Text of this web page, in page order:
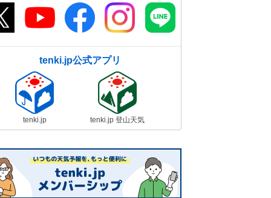
tenki.jp公式アプリ
tenki.jp tenki.jp 登山天気